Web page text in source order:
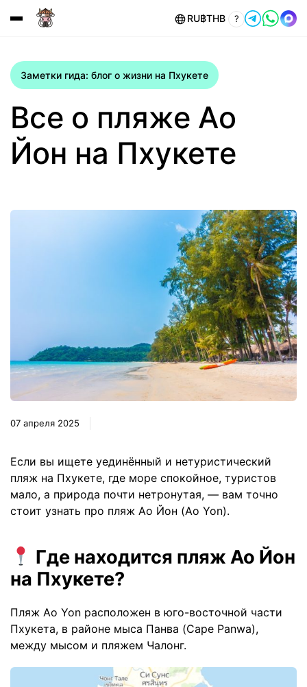
RU฿THB ?
Заметки гида: блог о жизни на Пхукете
Все о пляже Ао
Йон на Пхукете
07 апреля 2025
Если вы ищете уединённый и нетуристический
пляж на Пхукете, где море спокойное, туристов
мало, а природа почти нетронутая, — вам точно
стоит узнать про пляж Ао Йон (Ao Yon).
Где находится пляж Ао Йон
на Пхукете?
Пляж Ao Yon расположен в юго-восточной части
Пхукета, в районе мыса Панва (Cape Panwa),
между мысом и пляжем Чалонг.